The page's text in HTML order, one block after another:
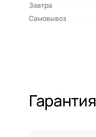
Завтра
Самовывоз
Гарантия